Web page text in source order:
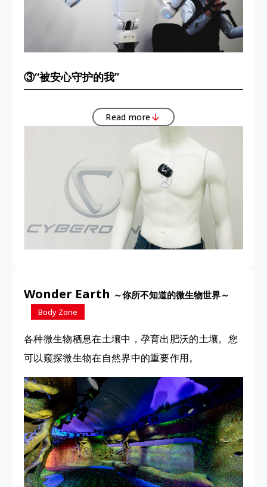
③“被安心守护的我”
Read more
Wonder Earth ～你所不知道的微生物世界～
Body Zone
各种微生物栖息在土壤中，孕育出肥沃的土壤。您
可以窥探微生物在自然界中的重要作用。